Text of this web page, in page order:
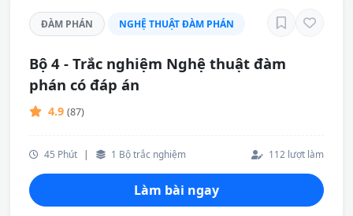
ĐÀM PHÁN NGHỆ THUẬT ĐÀM PHÁN
Bộ 4 - Trắc nghiệm Nghệ thuật đàm
phán có đáp án
4.9 (87)
45 Phút | 1 Bộ trắc nghiệm 112 lượt làm
Làm bài ngay